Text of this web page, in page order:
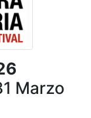
Marzo